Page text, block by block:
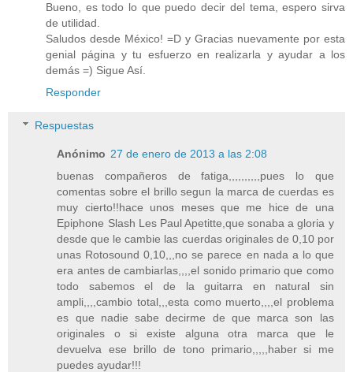
Bueno, es todo lo que puedo decir del tema, espero sirva
de utilidad.
Saludos desde México! =D y Gracias nuevamente por esta
genial página y tu esfuerzo en realizarla y ayudar a los
demás =) Sigue Así.
Responder
Respuestas
Anónimo 27 de enero de 2013 a las 2:08
buenas compañeros de fatiga,,,,,,,,,,pues lo que
comentas sobre el brillo segun la marca de cuerdas es
muy cierto!!hace unos meses que me hice de una
Epiphone Slash Les Paul Apetitte,que sonaba a gloria y
desde que le cambie las cuerdas originales de 0,10 por
unas Rotosound 0,10,,,no se parece en nada a lo que
era antes de cambiarlas,,,,el sonido primario que como
todo sabemos el de la guitarra en natural sin
ampli,,,,cambio total,,,esta como muerto,,,,el problema
es que nadie sabe decirme de que marca son las
originales o si existe alguna otra marca que le
devuelva ese brillo de tono primario,,,,,haber si me
puedes ayudar!!!